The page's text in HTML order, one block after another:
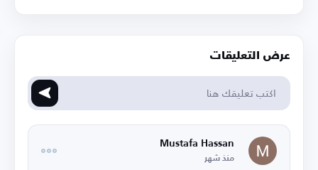
عرض التعليقات
Mustafa Hassan
منذ شهر